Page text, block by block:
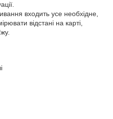
входить усе необхідне,
відстані на карті,